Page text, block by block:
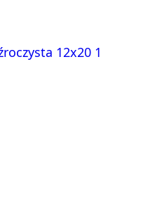
12x20 1